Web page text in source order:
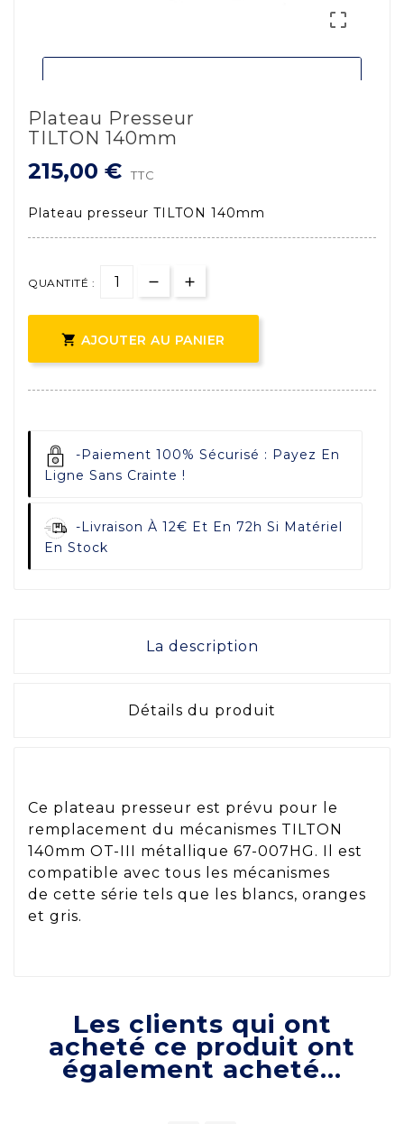

Plateau Presseur
TILTON 140mm
215,00 € TTC
Plateau presseur TILTON 140mm
QUANTITÉ :
 AJOUTER AU PANIER
- Paiement 100% Sécurisé : Payez En
Ligne Sans Crainte !
- Livraison À 12€ Et En 72h Si Matériel
En Stock
La description
Détails du produit
Ce plateau presseur est prévu pour le
remplacement du mécanismes TILTON
140mm OT-III métallique 67-007HG. Il est
compatible avec tous les mécanismes
de cette série tels que les blancs, oranges
et gris.
Les clients qui ont
acheté ce produit ont
également acheté...